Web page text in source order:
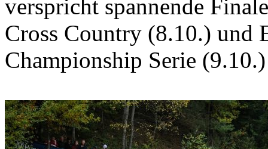
verspricht spannende
Cross Country (8.10.) und
Championship Serie